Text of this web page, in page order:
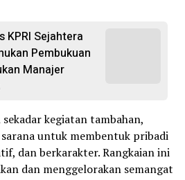
KPRI Sejahtera
Pembukuan
Manajer
kegiatan tambahan,
untuk membentuk pribadi
dan berkarakter. Rangkaian ini
dan menggelorakan semangat